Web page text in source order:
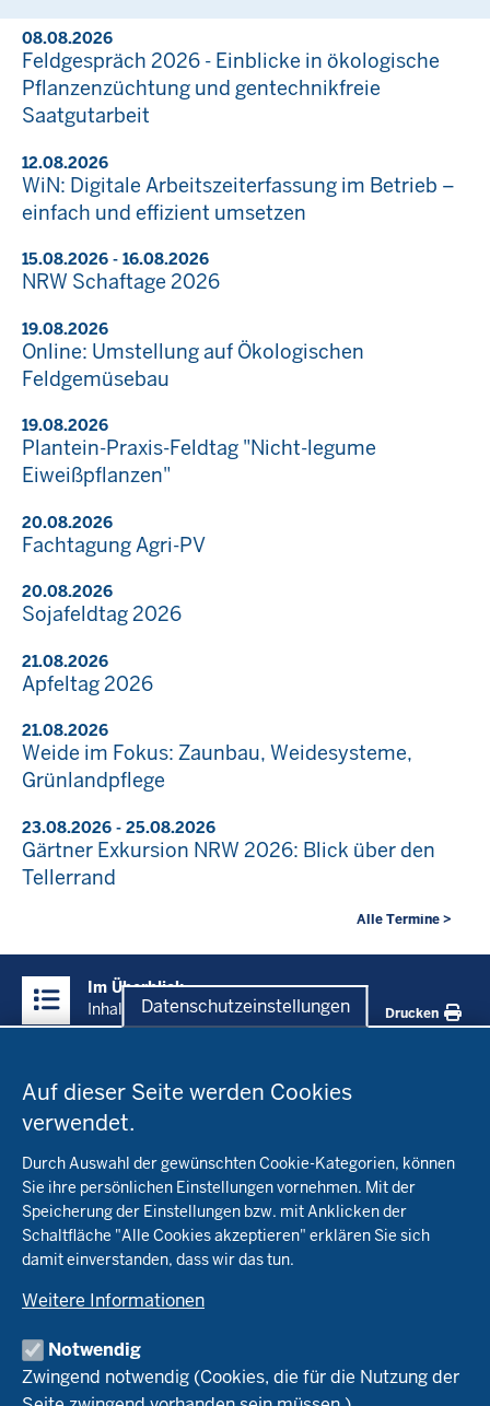
Datenschutzeinstellungen
Auf dieser Seite werden Cookies
verwendet.
Durch Auswahl der gewünschten Cookie-Kategorien, können
Sie ihre persönlichen Einstellungen vornehmen. Mit der
Speicherung der Einstellungen bzw. mit Anklicken der
Schaltfläche "Alle Cookies akzeptieren" erklären Sie sich
damit einverstanden, dass wir das tun.
Weitere Informationen
Notwendig
Zwingend notwendig (Cookies, die für die Nutzung der
08.08.2026
Feldgespräch 2026 - Einblicke in ökologische
Pflanzenzüchtung und gentechnikfreie
Saatgutarbeit
12.08.2026
WiN: Digitale Arbeitszeiterfassung im Betrieb –
einfach und effizient umsetzen
15.08.2026 - 16.08.2026
NRW Schaftage 2026
19.08.2026
Online: Umstellung auf Ökologischen
Feldgemüsebau
19.08.2026
Plantein-Praxis-Feldtag "Nicht-legume
Eiweißpflanzen"
20.08.2026
Fachtagung Agri-PV
20.08.2026
Sojafeldtag 2026
21.08.2026
Apfeltag 2026
21.08.2026
Weide im Fokus: Zaunbau, Weidesysteme,
Grünlandpflege
23.08.2026 - 25.08.2026
Gärtner Exkursion NRW 2026: Blick über den
Tellerrand
Alle Termine >
Inhalte
Im Überblick
Inhalt
Drucken
in
der
Fachinfo
Öko-Modellregionen NRW
Pflanzenbau
Tierhaltung
Markt
Umstellung
Recht
Beratung
Landwirtschaftskammer NRW
Bioland
Naturland
Versuche
Leitbetriebe Ökologischer Landbau
Versuchsbetriebe
WRRL-Modellbetriebe
Kontakte Versuchswesen
Aktuelles
Arbeitsschwerpunkte
Forschung